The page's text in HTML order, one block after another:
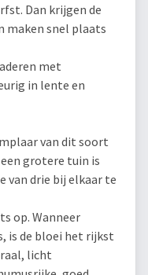
Dan krijgen de
maken snel plaats
met
in lente en
van dit soort
grotere tuin is
van drie bij elkaar te
op. Wanneer
is de bloei het rijkst
licht